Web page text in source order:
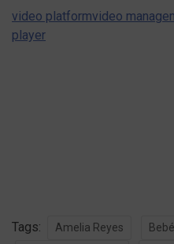
video platformvideo
player
Tags: Amelia Reyes